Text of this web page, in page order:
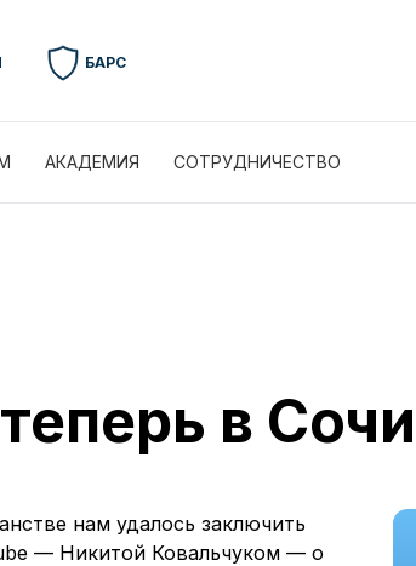
БАРС
АКАДЕМИЯ СОТРУДНИЧЕСТВО
в
нам удалось заключить
— Никитой Ковальчуком — о